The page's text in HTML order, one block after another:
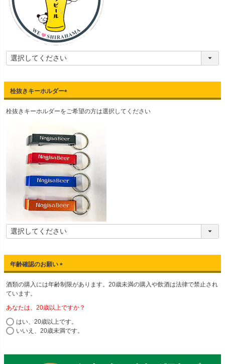
栓抜きキーホルダー
(
必
栓抜きキーホルダーをご希望の方は選択してください
年齢確認のお願い
(
必
酒類の購入には年齢制限があります。20歳未満の購入や飲酒は法律で禁止され
ています。
あなたは、20歳以上ですか？
はい、20歳以上です。
いいえ、20歳未満です。